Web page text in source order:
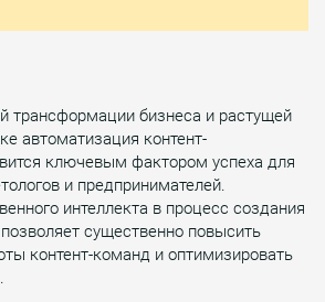
трансформации бизнеса и растущей
автоматизация контент-
ключевым фактором успеха для
и предпринимателей.
интеллекта в процесс создания
существенно повысить
контент-команд и оптимизировать